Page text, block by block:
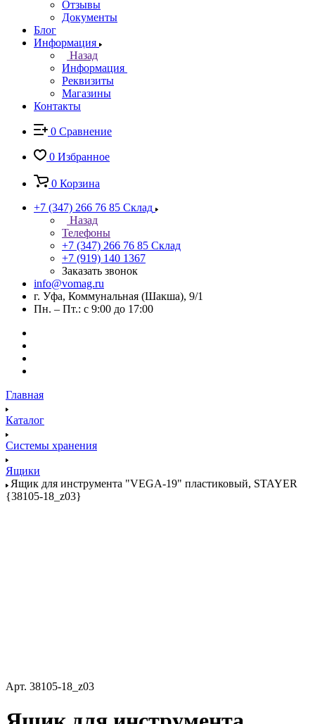
Отзывы
Документы
Блог
Информация
Назад
Информация
Реквизиты
Магазины
Контакты
0 Сравнение
0 Избранное
0 Корзина
+7 (347) 266 76 85 Склад
Назад
Телефоны
+7 (347) 266 76 85 Склад
+7 (919) 140 1367
Заказать звонок
info@vomag.ru
г. Уфа, Коммунальная (Шакша), 9/1
Пн. – Пт.: с 9:00 до 17:00
Главная
Каталог
Системы хранения
Ящики
Ящик для инструмента "VEGA-19" пластиковый, STAYER
{38105-18_z03}
Арт. 38105-18_z03